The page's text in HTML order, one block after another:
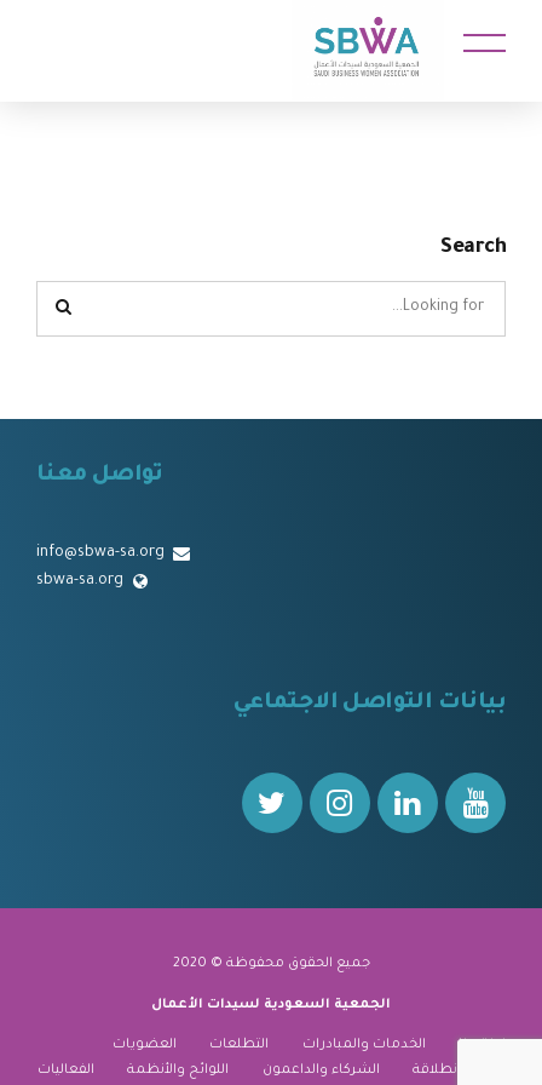
Search
تواصل معنا
info@sbwa-sa.org
sbwa-sa.org
بيانات التواصل الاجتماعي
جميع الحقوق محفوظة © 2020
الجمعية السعودية لسيدات الأعمال
نبذة عنا الخدمات والمبادرات التطلعات
العضويات
منارة الانطلاقة
الشركاء والداعمون اللوائح والأنظمة الفعاليات